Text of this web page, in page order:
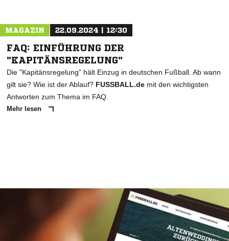
MAGAZIN 22.09.2024 | 12:30
FAQ: EINFÜHRUNG DER
"KAPITÄNSREGELUNG"
Die "Kapitänsregelung" hält Einzug in deutschen Fußball. Ab wann
gilt sie? Wie ist der Ablauf? FUSSBALL.de mit den wichtigsten
Antworten zum Thema im FAQ.
Mehr lesen